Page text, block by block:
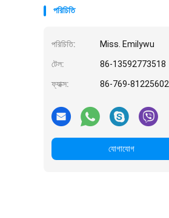
পরিচিতি
পরিচিতি: Miss. Emilywu
টেল: 86-13592773518
ফ্যাক্স: 86-769-81225602
যোগাযোগ